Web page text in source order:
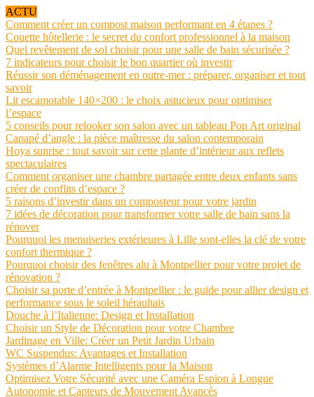
ACTU
Comment créer un compost maison performant en 4 étapes ?
Couette hôtellerie : le secret du confort professionnel à la maison
Quel revêtement de sol choisir pour une salle de bain sécurisée ?
7 indicateurs pour choisir le bon quartier où investir
Réussir son déménagement en outre-mer : préparer, organiser et tout
savoir
Lit escamotable 140×200 : le choix astucieux pour optimiser
l’espace
5 conseils pour relooker son salon avec un tableau Pop Art original
Canapé d’angle : la pièce maîtresse du salon contemporain
Hoya sunrise : tout savoir sur cette plante d’intérieur aux reflets
spectaculaires
Comment organiser une chambre partagée entre deux enfants sans
créer de conflits d’espace ?
5 raisons d’investir dans un composteur pour votre jardin
7 idées de décoration pour transformer votre salle de bain sans la
rénover
Pourquoi les menuiseries extérieures à Lille sont-elles la clé de votre
confort thermique ?
Pourquoi choisir des fenêtres alu à Montpellier pour votre projet de
rénovation ?
Choisir sa porte d’entrée à Montpellier : le guide pour allier design et
performance sous le soleil héraultais
Douche à l’Italienne: Design et Installation
Choisir un Style de Décoration pour votre Chambre
Jardinage en Ville: Créer un Petit Jardin Urbain
WC Suspendus: Avantages et Installation
Systèmes d’Alarme Intelligents pour la Maison
Optimisez Votre Sécurité avec une Caméra Espion à Longue
Autonomie et Capteurs de Mouvement Avancés